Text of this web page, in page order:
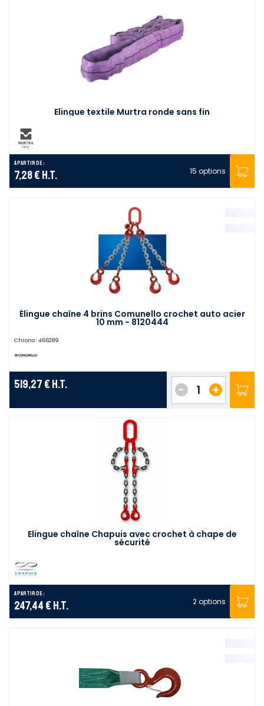
Elingue textile Murtra ronde sans fin
A partir de :
7,28 € H.T. 15 options
Élingue chaîne 4 brins Comunello crochet auto acier
10 mm - 8120444
Chrono : 466289
519,27 € H.T. +
-
Elingue chaîne Chapuis avec crochet à chape de
sécurité
A partir de :
247,44 € H.T. 2 options